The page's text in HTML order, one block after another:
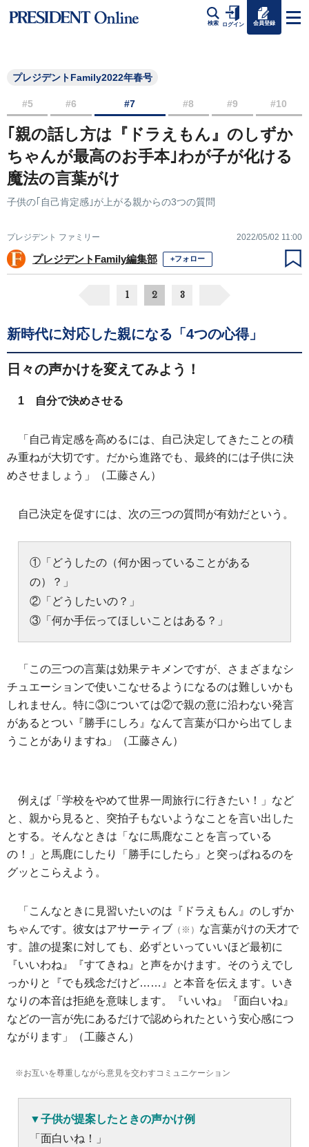
検索 ログイン 会員登録
プレジデントFamily2022年春号
#5 #6 #7 #8 #9 #10
｢親の話し方は『ドラえもん』のしずか
ちゃんが最高のお手本｣わが子が化ける
魔法の言葉がけ
子供の｢自己肯定感｣が上がる親からの3つの質問
プレジデント ファミリー 2022/05/02 11:00
プレジデントFamily編集部 +フォロー
1 2 3
新時代に対応した親になる「4つの心得」
日々の声かけを変えてみよう！
1 自分で決めさせる
「自己肯定感を高めるには、自己決定してきたことの積
み重ねが大切です。だから進路でも、最終的には子供に決
めさせましょう」（工藤さん）
自己決定を促すには、次の三つの質問が有効だという。
①「どうしたの（何か困っていることがある
の）？」
②「どうしたいの？」
③「何か手伝ってほしいことはある？」
「この三つの言葉は効果テキメンですが、さまざまなシ
チュエーションで使いこなせるようになるのは難しいかも
しれません。特に③については②で親の意に沿わない発言
があるとつい『勝手にしろ』なんて言葉が口から出てしま
うことがありますね」（工藤さん）
例えば「学校をやめて世界一周旅行に行きたい！」など
と、親から見ると、突拍子もないようなことを言い出した
とする。そんなときは「なに馬鹿なことを言っている
の！」と馬鹿にしたり「勝手にしたら」と突っぱねるのを
グッとこらえよう。
「こんなときに見習いたいのは『ドラえもん』のしずか
ちゃんです。彼女はアサーティブ （※） な言葉がけの天才で
す。誰の提案に対しても、必ずといっていいほど最初に
『いいわね』『すてきね』と声をかけます。そのうえでし
っかりと『でも残念だけど……』と本音を伝えます。いき
なりの本音は拒絶を意味します。『いいね』『面白いね』
などの一言が先にあるだけで認められたという安心感につ
ながります」（工藤さん）
※お互いを尊重しながら意見を交わすコミュニケーション
▼子供が提案したときの声かけ例
「面白いね！」